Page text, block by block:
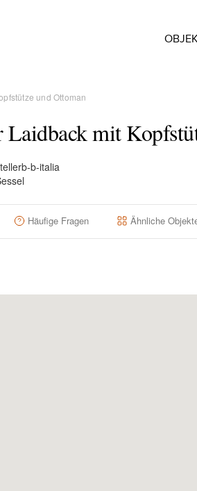
und Ottoman
mit
b-b-italia
Häufige Fragen Ähnliche